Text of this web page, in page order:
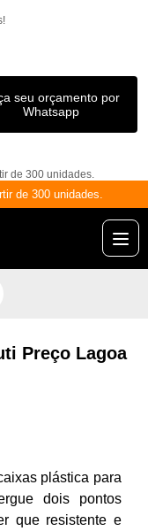
seu orçamento por
Whatsapp
de 300 unidades.
de 300 unidades.
PREÇO LAGOA
Preço Lagoa
plástica para
dois pontos
que resistente e